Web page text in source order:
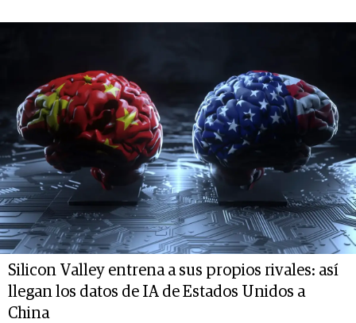
Silicon Valley entrena a sus propios rivales: así
llegan los datos de IA de Estados Unidos a
China